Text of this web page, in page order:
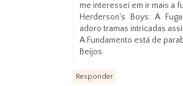
me interessei em ir mais a
Herderson's Boys: A
adoro tramas intricadas
A Fundamento está de
Beijos
Responder